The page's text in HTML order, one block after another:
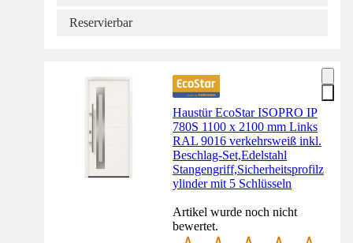
Reservierbar
Haustür EcoStar ISOPRO IP
780S 1100 x 2100 mm Links
RAL 9016 verkehrsweiß inkl.
Beschlag-Set,Edelstahl
Stangengriff,Sicherheitsprofilz
ylinder mit 5 Schlüsseln
Artikel wurde noch nicht
bewertet.